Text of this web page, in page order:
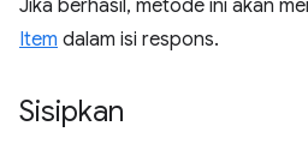
Jika berhasil, metode ini akan
Item dalam isi respons.
Sisipkan